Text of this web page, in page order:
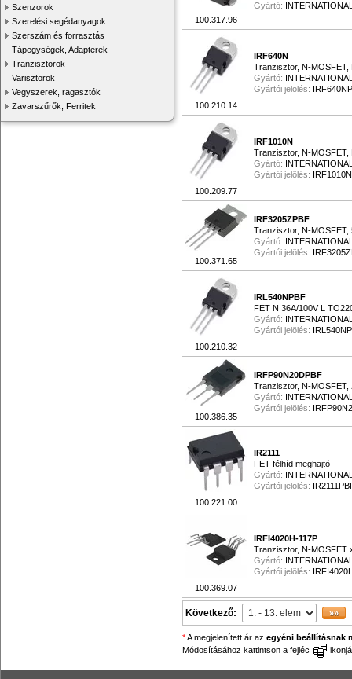
Szenzorok
Szerelési segédanyagok
Szerszám és forrasztás
Tápegységek, Adapterek
Tranzisztorok
Varisztorok
Vegyszerek, ragasztók
Zavarszűrők, Ferritek
100.317.96
Gyártó:
100.210.14
IRF640N
Tranzisztor, N-
Gyártó:
Gyártói jelölés:
100.209.77
IRF1010N
Tranzisztor, N-MOSFET,
Gyártó:
Gyártói jelölés:
100.371.65
IRF3205ZPBF
Tranzisztor, N-MOSFET,
Gyártó:
Gyártói jelölés:
100.210.32
IRL540NPBF
FET N 36A/100V L
Gyártó:
Gyártói jelölés:
100.386.35
IRFP90N20DPBF
Tranzisztor, N-
Gyártó:
Gyártói jelölés:
100.221.00
IR2111
FET félhíd meghajtó
Gyártó:
Gyártói jelölés:
100.369.07
IRFI4020H-117P
Tranzisztor, N-MOSFET
Gyártó:
Gyártói jelölés:
Következő:
*A megjelenített ár az egyéni beállításnak
Módosításához kattintson a fejléc